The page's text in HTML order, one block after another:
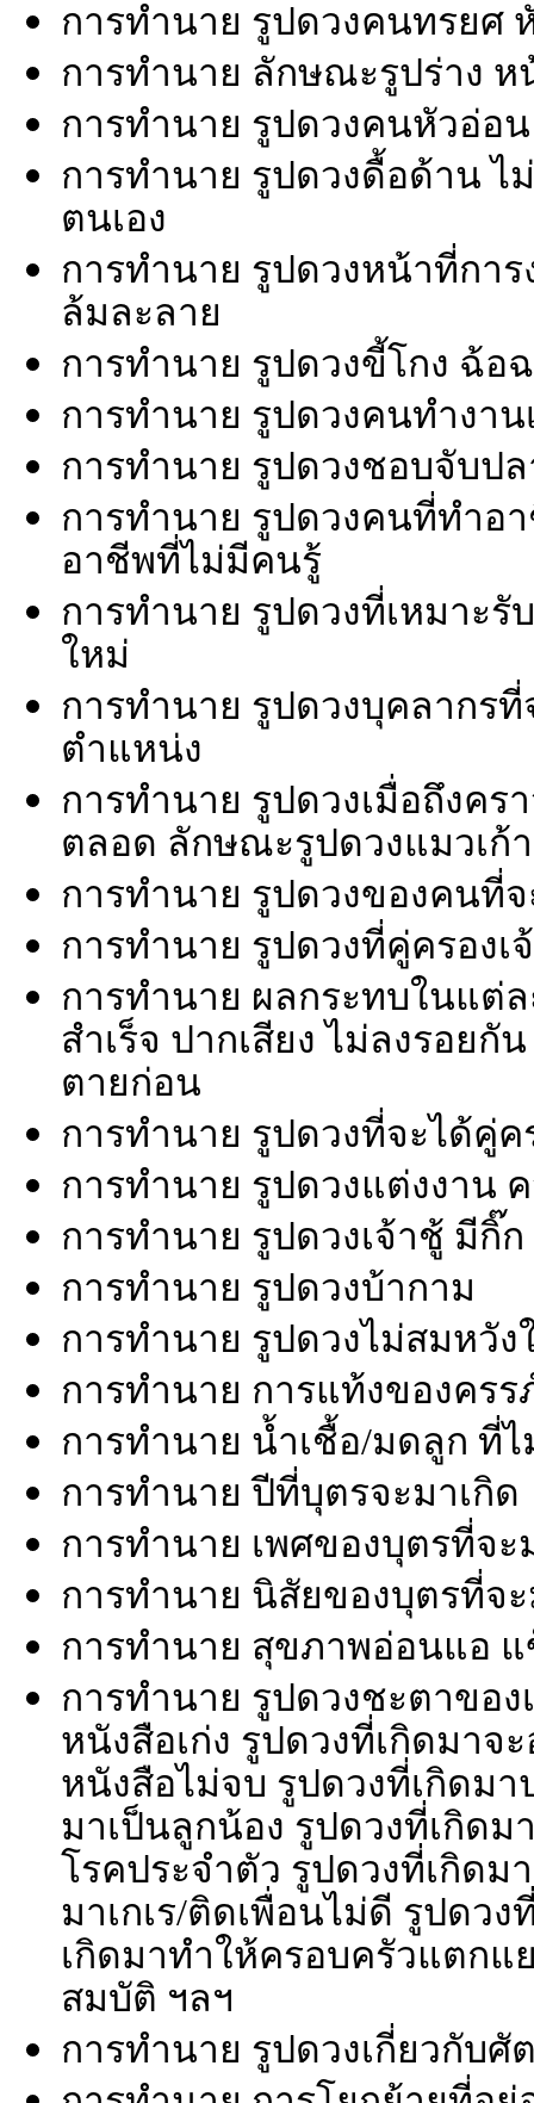
การทำนาย รูปดวงคนทรยศ
การทำนาย ลักษณะรูปร่าง ห
การทำนาย รูปดวงคนหัวอ่
การทำนาย รูปดวงดื้อด้าน ไ
ตนเอง
การทำนาย รูปดวงหน้าที่การ
ล้มละลาย
การทำนาย รูปดวงขี้โกง ฉ้อ
การทำนาย รูปดวงคนทำงา
การทำนาย รูปดวงชอบจับป
การทำนาย รูปดวงคนที่ทำอ
อาชีพที่ไม่มีคนรู้
การทำนาย รูปดวงที่เหมาะรั
ใหม่
การทำนาย รูปดวงบุคลากร
ตำแหน่ง
การทำนาย รูปดวงเมื่อถึงค
ตลอด ลักษณะรูปดวงแมวเก้
การทำนาย รูปดวงของคนที่
การทำนาย รูปดวงที่คู่ครอง
การทำนาย ผลกระทบในแต่
สำเร็จ ปากเสียง ไม่ลงรอย
ตายก่อน
การทำนาย รูปดวงที่จะได้คู่
การทำนาย รูปดวงแต่งงาน
การทำนาย รูปดวงเจ้าชู้ มีกิ๊ก
การทำนาย รูปดวงบ้ากาม
การทำนาย รูปดวงไม่สมหวั
การทำนาย การแท้งของคร
การทำนาย น้ำเชื้อ/มดลูก ที่
การทำนาย ปีที่บุตรจะมาเกิด
การทำนาย เพศของบุตรที่จะ
การทำนาย นิสัยของบุตรที่จะ
การทำนาย สุขภาพอ่อนแอ แ
การทำนาย รูปดวงชะตาขอ
หนังสือเก่ง รูปดวงที่เกิดมาจ
หนังสือไม่จบ รูปดวงที่เกิดมา
มาเป็นลูกน้อง รูปดวงที่เกิดม
โรคประจำตัว รูปดวงที่เกิด
มาเกเร/ติดเพื่อนไม่ดี รูปดว
เกิดมาทำให้ครอบครัวแตก
สมบัติ ฯลฯ
การทำนาย รูปดวงเกี่ยวกับ